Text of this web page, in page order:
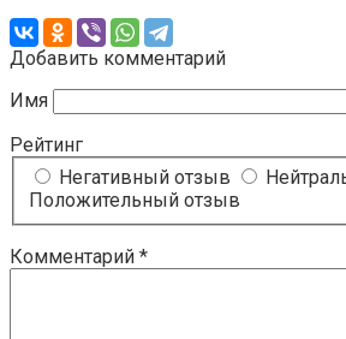
Добавить комментарий
Имя
Рейтинг
Негативный отзыв
Положительный отзыв
Комментарий *